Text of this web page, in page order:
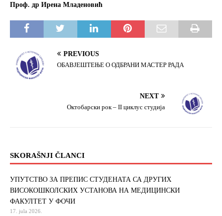
Проф. др Ирена Младеновић
PREVIOUS
ОБАВЈЕШТЕЊЕ О ОДБРАНИ МАСТЕР РАДА
NEXT
Октобарски рок – II циклус студија
SKORAŠNJI ČLANCI
УПУТСТВО ЗА ПРЕПИС СТУДЕНАТА СА ДРУГИХ
ВИСОКОШКОЛСКИХ УСТАНОВА НА МЕДИЦИНСКИ
ФАКУЛТЕТ У ФОЧИ
17. jula 2026.